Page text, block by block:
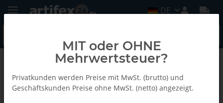
DE
Zurück zur Liste AccuTec Schrauber
MIT oder OHNE
Mehrwertsteuer?
Privatkunden werden Preise mit MwSt. (brutto) und
Geschäftskunden Preise ohne MwSt. (netto) angezeigt.